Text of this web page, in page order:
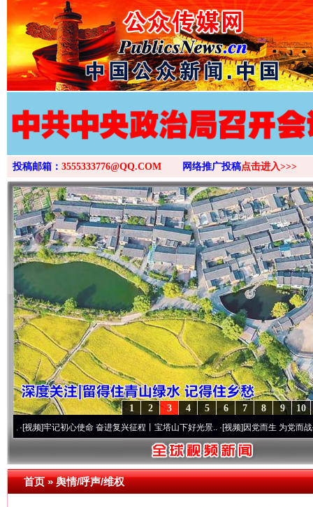
投稿邮箱： 3555333776@QQ.COM 网络推广投稿点击进入>>>
10
9
8
7
6
5
4
3
2
1
记初心使命 奋进复兴征程丨宝塔山下好光景..·[视频]因党而生 为党而战——百年“
首页»舆情/呼声/维权